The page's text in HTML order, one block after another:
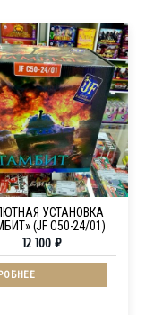
УСТАНОВКА
(JF C50-24/01)
12 100 ₽